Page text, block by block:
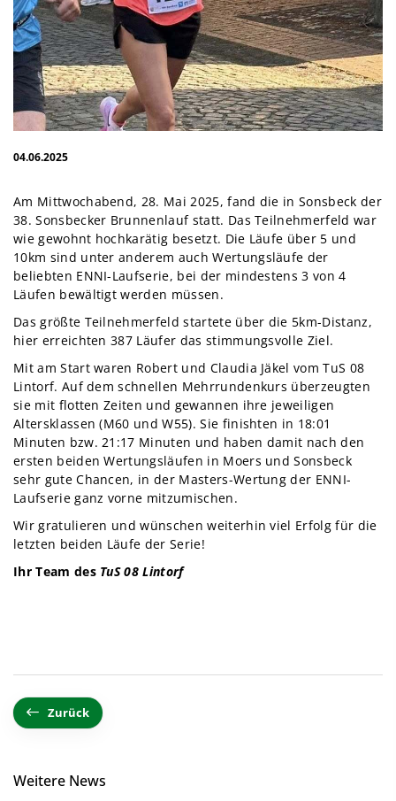
04.06.2025
Am Mittwochabend, 28. Mai 2025, fand die in Sonsbeck der
38. Sonsbecker Brunnenlauf statt. Das Teilnehmerfeld war
wie gewohnt hochkarätig besetzt. Die Läufe über 5 und
10km sind unter anderem auch Wertungsläufe der
beliebten ENNI-Laufserie, bei der mindestens 3 von 4
Läufen bewältigt werden müssen.
Das größte Teilnehmerfeld startete über die 5km-Distanz,
hier erreichten 387 Läufer das stimmungsvolle Ziel.
Mit am Start waren Robert und Claudia Jäkel vom TuS 08
Lintorf. Auf dem schnellen Mehrrundenkurs überzeugten
sie mit flotten Zeiten und gewannen ihre jeweiligen
Altersklassen (M60 und W55). Sie finishten in 18:01
Minuten bzw. 21:17 Minuten und haben damit nach den
ersten beiden Wertungsläufen in Moers und Sonsbeck
sehr gute Chancen, in der Masters-Wertung der ENNI-
Laufserie ganz vorne mitzumischen.
Wir gratulieren und wünschen weiterhin viel Erfolg für die
letzten beiden Läufe der Serie!
Ihr Team des TuS 08 Lintorf
Zurück
Weitere News